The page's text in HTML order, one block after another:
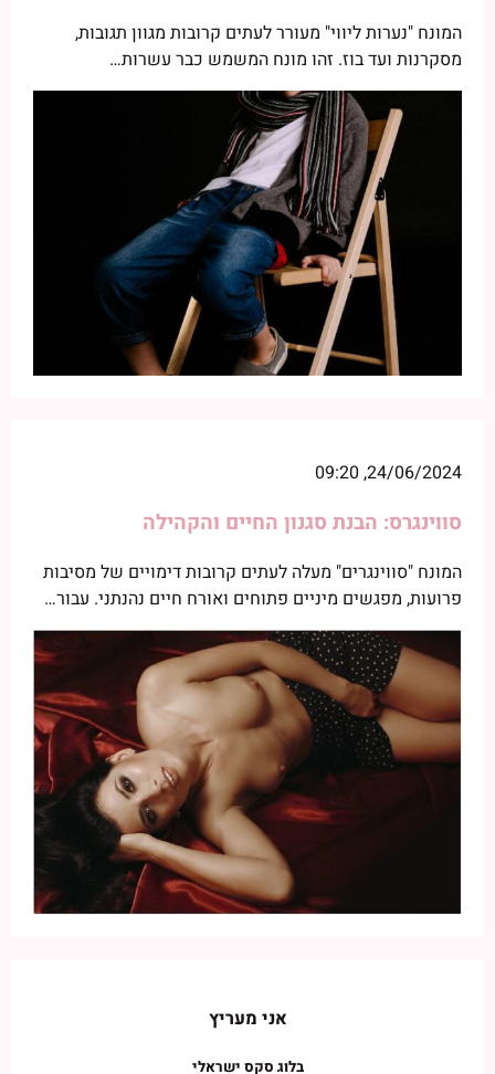
המונח "נערות ליווי" מעורר לעתים קרובות מגוון תגובות,
מסקרנות ועד בוז. זהו מונח המשמש כבר עשרות…
24/06/2024, 09:20
סווינגרס: הבנת סגנון החיים והקהילה
המונח "סווינגרים" מעלה לעתים קרובות דימויים של מסיבות
פרועות, מפגשים מיניים פתוחים ואורח חיים נהנתני. עבור…
אני מעריץ
בלוג סקס ישראלי